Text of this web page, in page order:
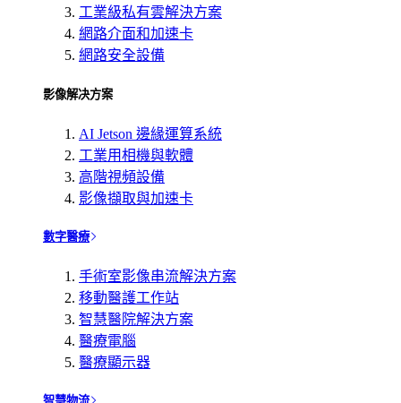
工業級私有雲解決方案
網路介面和加速卡
網路安全設備
影像解决方案
AI Jetson 邊緣運算系統
工業用相機與軟體
高階視頻設備
影像擷取與加速卡
數字醫療
手術室影像串流解決方案
移動醫護工作站
智慧醫院解決方案
醫療電腦
醫療顯示器